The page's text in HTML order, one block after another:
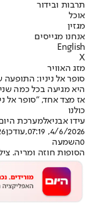
תרבות ובידור
אוכל
מגזין
אנחנו מגייסים
English
X
מזג האוויר
סופר אל ניניו:
היא מגיעה בכל כמה
אז מצד אחד, "סופר אל
כולנו
עידו אבניאלמערכת
4/6/2026, 07:19
,עודכן
0השמעה
הסופות חוזה ומריה.